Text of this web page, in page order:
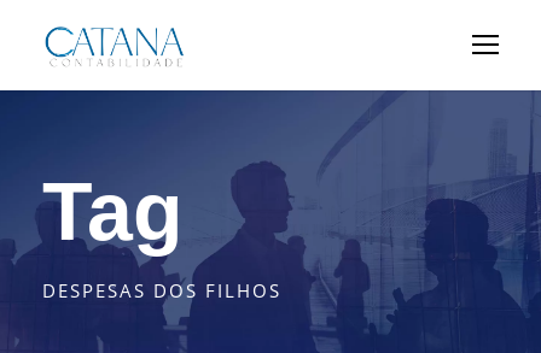
Tag
DESPESAS DOS FILHOS